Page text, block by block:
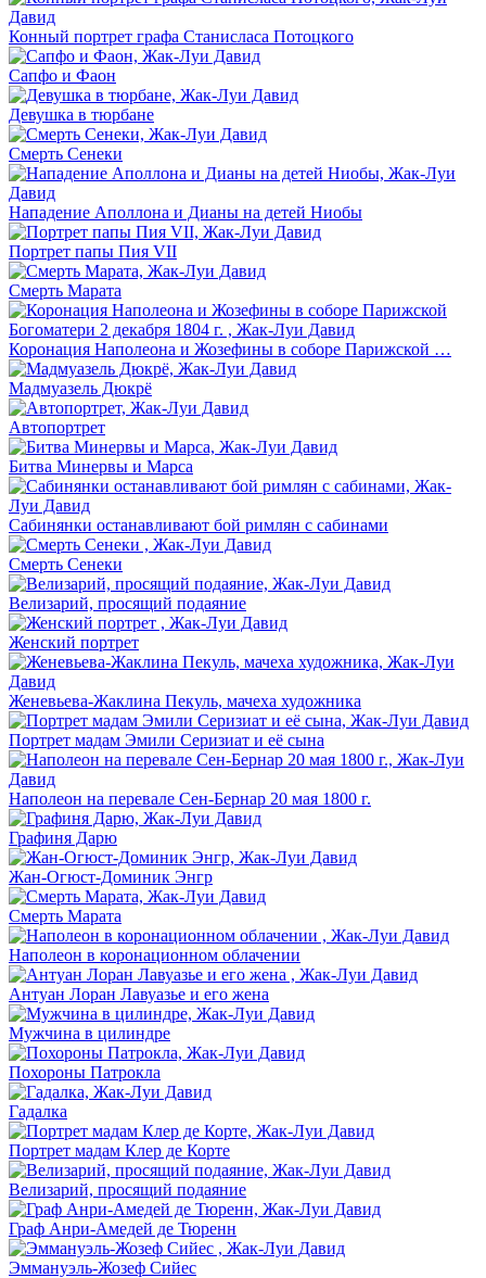
Конный портрет графа Станисласа Потоцкого
Сапфо и Фаон
Девушка в тюрбане
Смерть Сенеки
Нападение Аполлона и Дианы на детей Ниобы
Портрет папы Пия VII
Смерть Марата
Коронация Наполеона и Жозефины в соборе Парижской …
Мадмуазель Дюкрё
Автопортрет
Битва Минервы и Марса
Сабинянки останавливают бой римлян с сабинами
Смерть Сенеки
Велизарий, просящий подаяние
Женский портрет
Женевьева-Жаклина Пекуль, мачеха художника
Портрет мадам Эмили Серизиат и её сына
Наполеон на перевале Сен-Бернар 20 мая 1800 г.
Графиня Дарю
Жан-Огюст-Доминик Энгр
Смерть Марата
Наполеон в коронационном облачении
Антуан Лоран Лавуазье и его жена
Мужчина в цилиндре
Похороны Патрокла
Гадалка
Портрет мадам Клер де Корте
Велизарий, просящий подаяние
Граф Анри-Амедей де Тюренн
Эммануэль-Жозеф Сийес